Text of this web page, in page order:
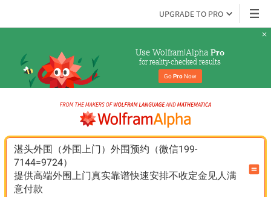
UPGRADE TO PRO
Use Wolfram|Alpha Pro
for reality-checked results
Go Pro Now
湛头外围（外围上门）外围预约（微信199-
7144=9724）
提供高端外围上门真实靠谱快速安排不收定金见人满
意付款